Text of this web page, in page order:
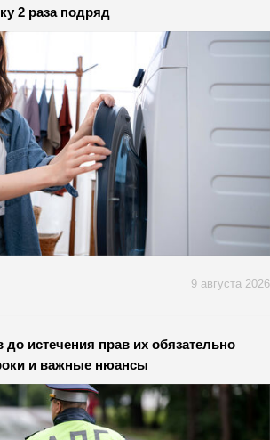
2 раза подряд
9 августа 2026
до истечения прав их обязательно
и важные нюансы